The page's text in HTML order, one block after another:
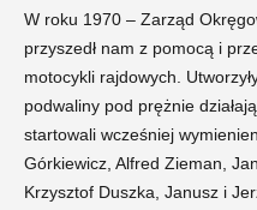
W roku 1970 – Zarząd
przyszedł nam z pomocą i
motocykli rajdowych.
podwaliny pod prężnie
startowali wcześniej
Górkiewicz, Alfred Zieman,
Krzysztof Duszka, Janusz i